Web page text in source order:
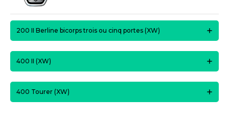
200 II Berline bicorps trois ou cinq portes (XW)
400 II (XW)
400 Tourer (XW)